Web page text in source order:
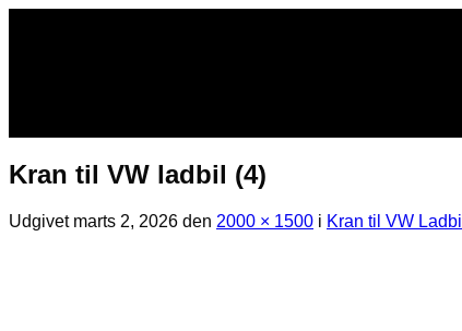
Kran til VW ladbil (4)
Udgivet marts 2, 2026 den 2000 × 1500 i Kran til VW Ladbil